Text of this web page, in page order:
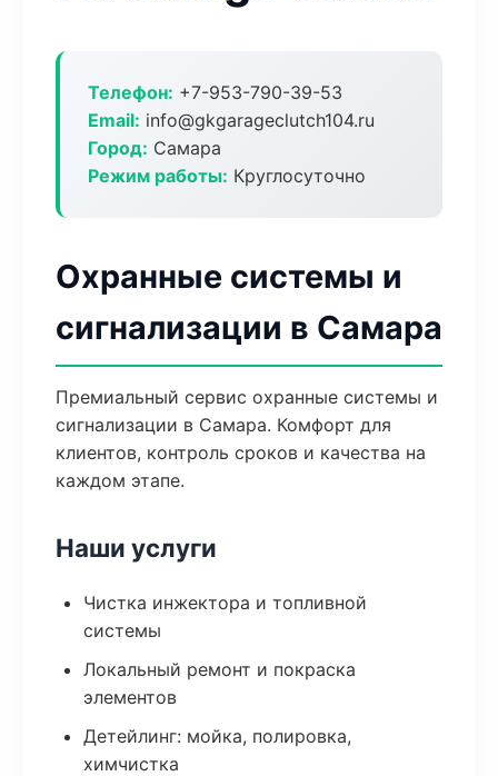
Телефон: +7-953-790-39-53
Email: info@gkgarageclutch104.ru
Город: Самара
Режим работы: Круглосуточно
Охранные системы и
сигнализации в Самара
Премиальный сервис охранные системы и
сигнализации в Самара. Комфорт для
клиентов, контроль сроков и качества на
каждом этапе.
Наши услуги
Чистка инжектора и топливной
системы
Локальный ремонт и покраска
элементов
Детейлинг: мойка, полировка,
химчистка